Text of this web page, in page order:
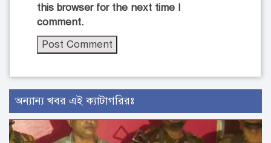
this browser for the next time I
comment.
অন্যান্য খবর এই ক্যাটাগরিরঃ